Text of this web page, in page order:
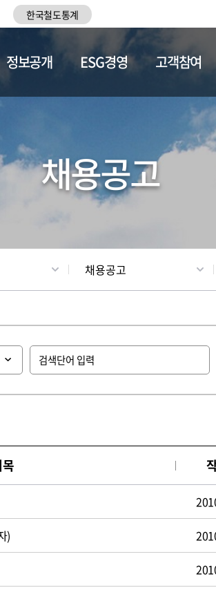
한국철도통계
채용
정보공개 ESG경영 고객참여
채용공고
채용공고
)